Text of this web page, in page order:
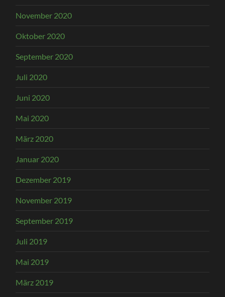
November 2020
Oktober 2020
September 2020
Juli 2020
Juni 2020
Mai 2020
März 2020
Januar 2020
Dezember 2019
November 2019
September 2019
Juli 2019
Mai 2019
März 2019